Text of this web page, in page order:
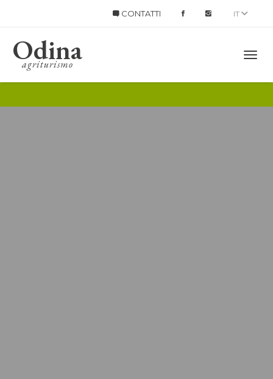
CONTATTI IT
Title
Odina
agriturismo